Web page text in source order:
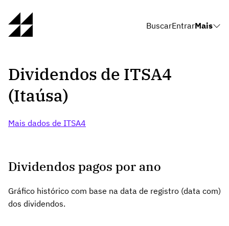
BuscarEntrarMais
Dividendos de ITSA4
(Itaúsa)
Mais dados de ITSA4
Dividendos pagos por ano
Gráfico histórico com base na data de registro (data com)
dos dividendos.